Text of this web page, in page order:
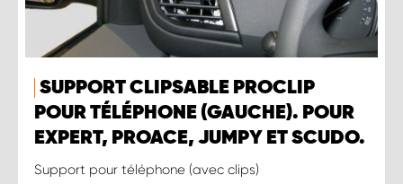
SUPPORT CLIPSABLE PROCLIP
POUR TÉLÉPHONE (GAUCHE). POUR
EXPERT, PROACE, JUMPY ET SCUDO.
Support pour téléphone (avec clips)